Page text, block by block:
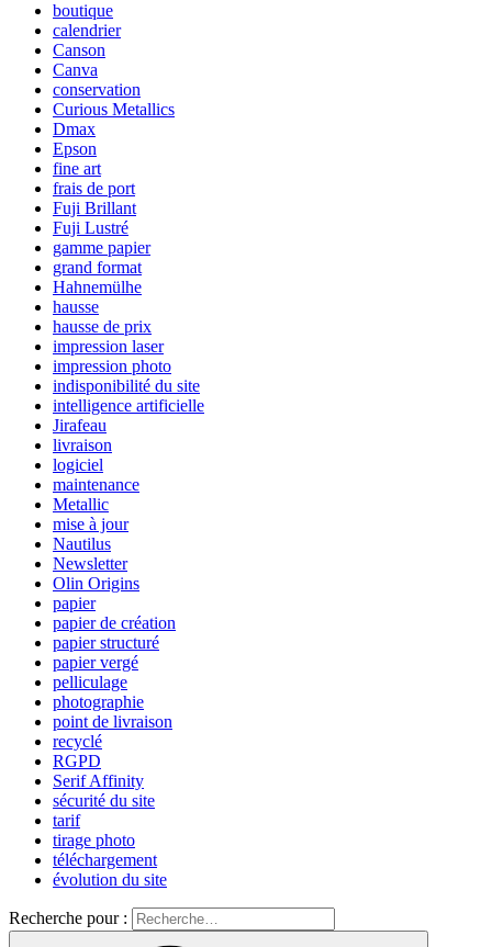
boutique
calendrier
Canson
Canva
conservation
Curious Metallics
Dmax
Epson
fine art
frais de port
Fuji Brillant
Fuji Lustré
gamme papier
grand format
Hahnemülhe
hausse
hausse de prix
impression laser
impression photo
indisponibilité du site
intelligence artificielle
Jirafeau
livraison
logiciel
maintenance
Metallic
mise à jour
Nautilus
Newsletter
Olin Origins
papier
papier de création
papier structuré
papier vergé
pelliculage
photographie
point de livraison
recyclé
RGPD
Serif Affinity
sécurité du site
tarif
tirage photo
téléchargement
évolution du site
Recherche pour :